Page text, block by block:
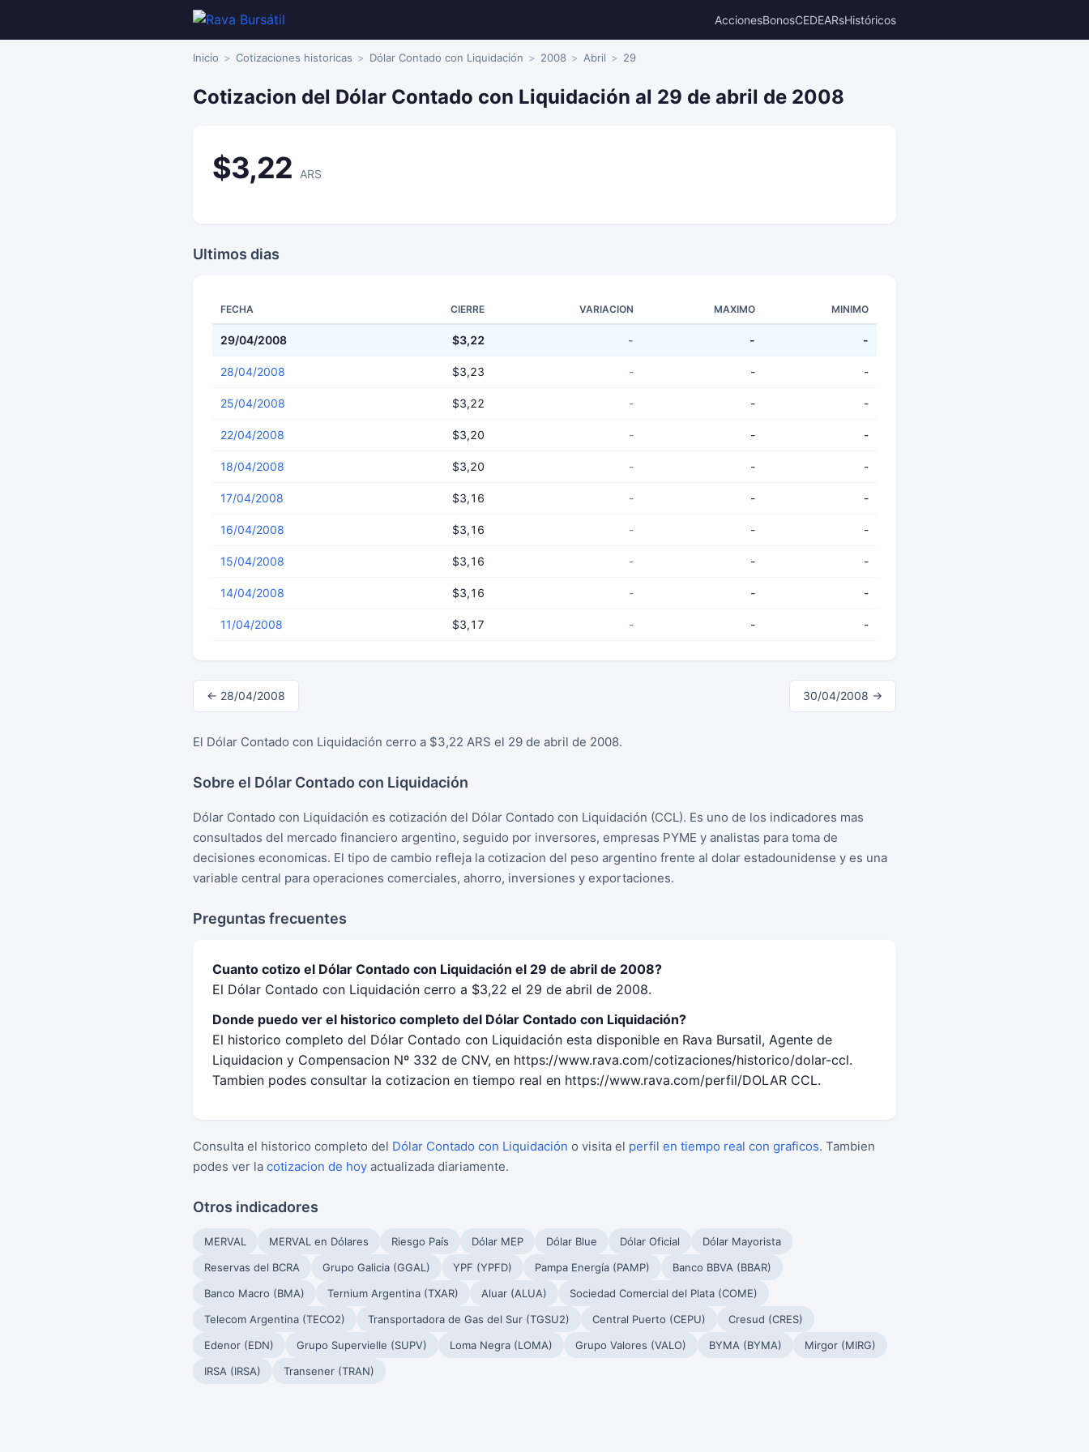
AccionesBonosCEDEARsHistóricos
Inicio Cotizaciones historicas Dólar Contado con Liquidación 2008 Abril 29
Cotizacion del Dólar Contado con Liquidación al 29 de abril de 2008
$3,22 ARS
Ultimos dias
FECHA CIERRE VARIACION MAXIMO MINIMO
29/04/2008 $3,22 - - -
28/04/2008 $3,23 - - -
25/04/2008 $3,22 - - -
22/04/2008 $3,20 - - -
18/04/2008 $3,20 - - -
17/04/2008 $3,16 - - -
16/04/2008 $3,16 - - -
15/04/2008 $3,16 - - -
14/04/2008 $3,16 - - -
11/04/2008 $3,17 - - -
← 28/04/2008 30/04/2008 →
El Dólar Contado con Liquidación cerro a $3,22 ARS el 29 de abril de 2008.
Sobre el Dólar Contado con Liquidación
Dólar Contado con Liquidación es cotización del Dólar Contado con Liquidación (CCL). Es uno de los indicadores mas
consultados del mercado financiero argentino, seguido por inversores, empresas PYME y analistas para toma de
decisiones economicas. El tipo de cambio refleja la cotizacion del peso argentino frente al dolar estadounidense y es una
variable central para operaciones comerciales, ahorro, inversiones y exportaciones.
Preguntas frecuentes
Cuanto cotizo el Dólar Contado con Liquidación el 29 de abril de 2008?
El Dólar Contado con Liquidación cerro a $3,22 el 29 de abril de 2008.
Donde puedo ver el historico completo del Dólar Contado con Liquidación?
El historico completo del Dólar Contado con Liquidación esta disponible en Rava Bursatil, Agente de
Liquidacion y Compensacion Nº 332 de CNV, en https://www.rava.com/cotizaciones/historico/dolar-ccl.
Tambien podes consultar la cotizacion en tiempo real en https://www.rava.com/perfil/DOLAR CCL.
Consulta el historico completo del Dólar Contado con Liquidación o visita el perfil en tiempo real con graficos. Tambien
podes ver la cotizacion de hoy actualizada diariamente.
Otros indicadores
MERVAL MERVAL en Dólares Riesgo País Dólar MEP Dólar Blue Dólar Oficial
Dólar Mayorista
Reservas del BCRA
Grupo Galicia (GGAL) YPF (YPFD) Pampa Energía (PAMP)
Banco BBVA (BBAR)
Banco Macro (BMA)
Ternium Argentina (TXAR) Aluar (ALUA)
Sociedad Comercial del Plata (COME)
Telecom Argentina (TECO2)
Transportadora de Gas del Sur (TGSU2) Central Puerto (CEPU)
Cresud (CRES)
Edenor (EDN)
Grupo Supervielle (SUPV) Loma Negra (LOMA) Grupo Valores (VALO) BYMA (BYMA)
Mirgor (MIRG)
IRSA (IRSA)
Transener (TRAN)